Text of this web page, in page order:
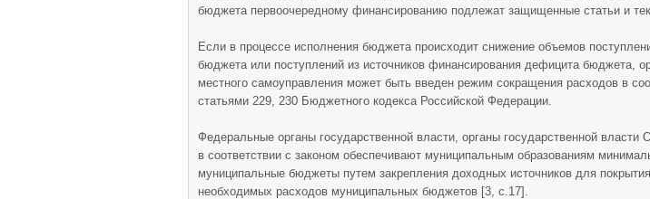
бюджета первоочередному финансированию подлежат защищенные статьи и
Если в процессе исполнения бюджета происходит снижение объемов
бюджета или поступлений из источников финансирования дефицита бюджета,
местного самоуправления может быть введен режим сокращения расходов в
статьями 229, 230 Бюджетного кодекса Российской Федерации.
Федеральные органы государственной власти, органы государственной власти
в соответствии с законом обеспечивают муниципальным образованиям
муниципальные бюджеты путем закрепления доходных источников для
необходимых расходов муниципальных бюджетов [3, с.17].